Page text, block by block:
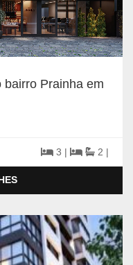
Prainha em
3 | 2 |